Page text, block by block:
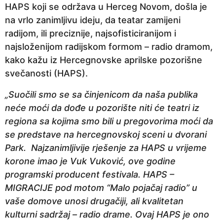
j
e
6
g
o
d
n
a
p
r
i
j
e
HAPS koji se održava u Herceg Novom, došla je
na vrlo zanimljivu ideju, da teatar zamijeni
radijom, ili preciznije, najsofisticiranijom i
najsloženijom radijskom formom – radio dramom,
kako kažu iz Hercegnovske aprilske pozorišne
svečanosti (HAPS).
„Suočili smo se sa činjenicom da naša publika
neće moći da dođe u pozorište niti će teatri iz
regiona sa kojima smo bili u pregovorima moći da
se predstave na hercegnovskoj sceni u dvorani
Park. Najzanimljivije rješenje za HAPS u vrijeme
korone imao je Vuk Vuković, ove godine
programski producent festivala. HAPS –
MIGRACIJE pod motom “Malo pojačaj radio” u
vaše domove unosi drugačiji, ali kvalitetan
kulturni sadržaj – radio drame. Ovaj HAPS je ono